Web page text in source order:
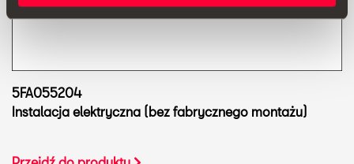
5FA055204
Instalacja elektryczna (bez fabrycznego montażu)